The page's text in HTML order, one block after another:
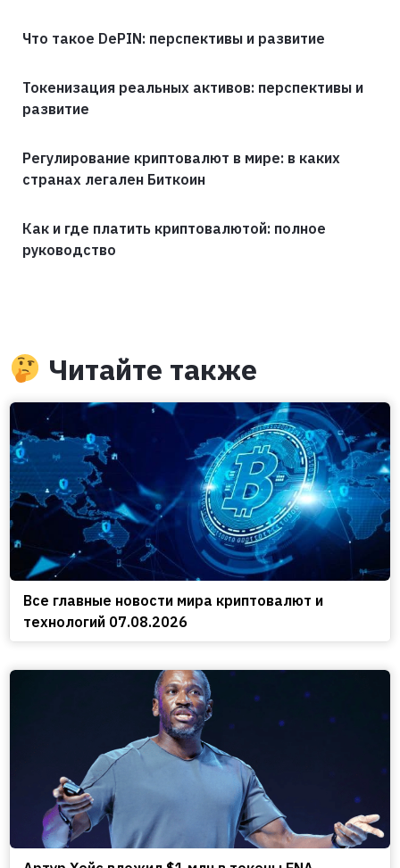
Что такое DePIN: перспективы и развитие
Токенизация реальных активов: перспективы и
развитие
Регулирование криптовалют в мире: в каких
странах легален Биткоин
Как и где платить криптовалютой: полное
руководство
Читайте также
Все главные новости мира криптовалют и
технологий 07.08.2026